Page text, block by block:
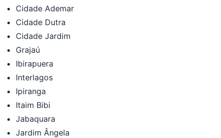
Cidade Ademar
Cidade Dutra
Cidade Jardim
Grajaú
Ibirapuera
Interlagos
Ipiranga
Itaim Bibi
Jabaquara
Jardim Ângela